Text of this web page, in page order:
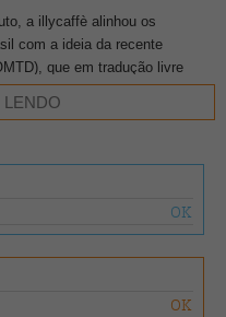
a illycaffè alinhou os
com a ideia da recente
que em tradução livre
a campanha, cada um
e para o meio ambiente,
é possível encontrar
de produtos sustentáveis illy
e acessórios) e o Relatório
Report), que é atualizado
LENDO